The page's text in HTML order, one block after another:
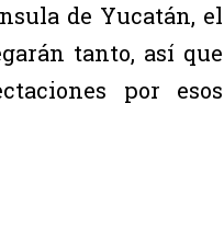
de Yucatán, el
tanto, así que
por esos